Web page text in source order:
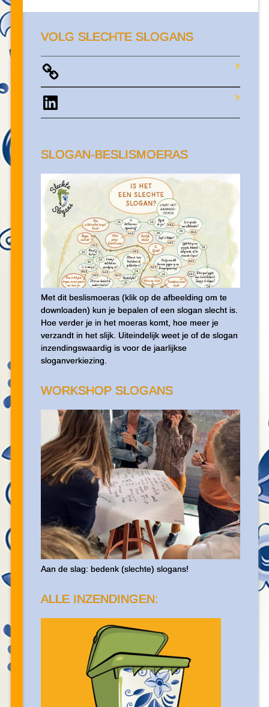
VOLG SLECHTE SLOGANS
LinkedIn
SLOGAN-BESLISMOERAS
Met dit beslismoeras (klik op de afbeelding om te
downloaden) kun je bepalen of een slogan slecht is.
Hoe verder je in het moeras komt, hoe meer je
verzandt in het slijk. Uiteindelijk weet je of de slogan
inzendingswaardig is voor de jaarlijkse
sloganverkiezing.
WORKSHOP SLOGANS
Aan de slag: bedenk (slechte) slogans!
ALLE INZENDINGEN: